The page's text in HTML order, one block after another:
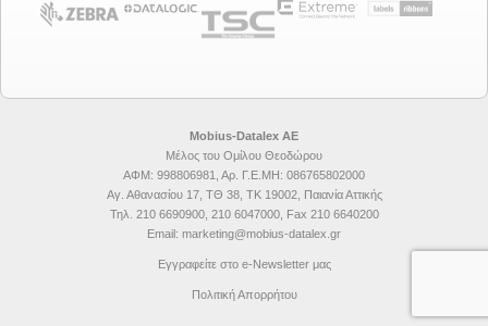
Mobius-Datalex ΑΕ
Μέλος του Ομίλου Θεοδώρου
ΑΦΜ: 998806981, Αρ. Γ.Ε.ΜΗ: 086765802000
Αγ. Αθανασίου 17, ΤΘ 38, ΤΚ 19002, Παιανία Αττικής
Τηλ. 210 6690900, 210 6047000, Fax 210 6640200
Email: marketing@mobius-datalex.gr
Εγγραφείτε στο e-Newsletter μας
Πολιτική Απορρήτου